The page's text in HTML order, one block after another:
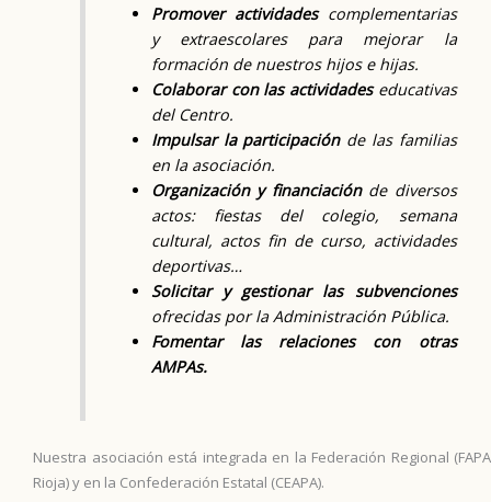
Promover actividadescomplementarias
y extraescolares para mejorar la
formación de nuestros hijos e hijas.
Colaborar con las actividadeseducativas
del Centro.
Impulsar la participaciónde las familias
en la asociación.
Organización y financiaciónde diversos
actos: fiestas del colegio, semana
cultural, actos fin de curso, actividades
deportivas…
Solicitar y gestionar las subvenciones
ofrecidas por la Administración Pública.
Fomentar las relaciones con otras
AMPAs.
Nuestra asociación está integrada en la Federación Regional (FAPA
Rioja) y en la Confederación Estatal (CEAPA).